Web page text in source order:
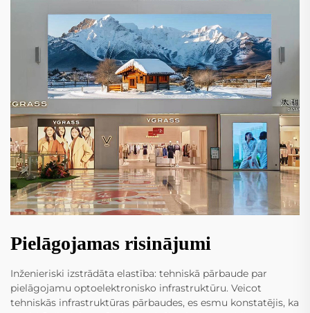
Pielāgojamas risinājumi
Inženieriski izstrādāta elastība: tehniskā pārbaude par
pielāgojamu optoelektronisko infrastruktūru. Veicot
tehniskās infrastruktūras pārbaudes, es esmu konstatējis, ka